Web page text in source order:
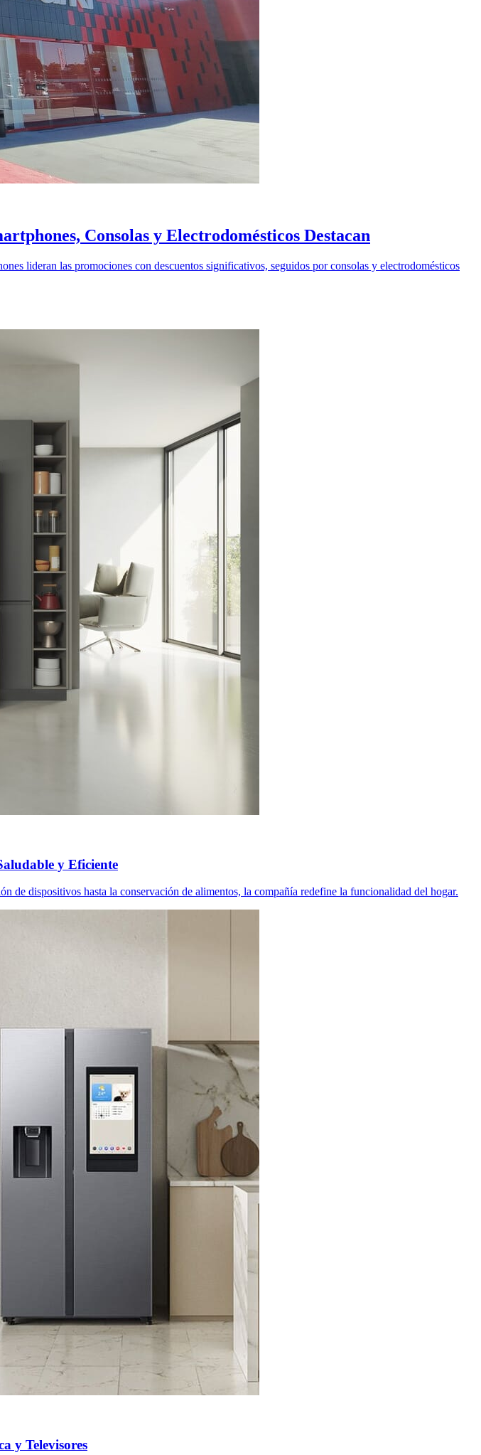
Consolas y Electrodomésticos Destacan
lideran las promociones con descuentos significativos, seguidos por consolas y electrodomésticos
y Eficiente
de dispositivos hasta la conservación de alimentos, la compañía redefine la funcionalidad del hogar.
y Televisores